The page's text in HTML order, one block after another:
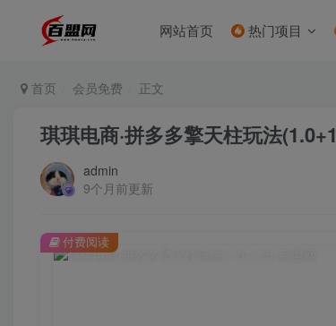
网站首页 热门项目
首页 会员免费 正文
琪琪电商·拼多多擎天柱玩法
admin
9个月前更新
付费阅读